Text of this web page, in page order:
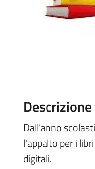
Descrizione
Dall’anno
l'appalto per i
digitali.